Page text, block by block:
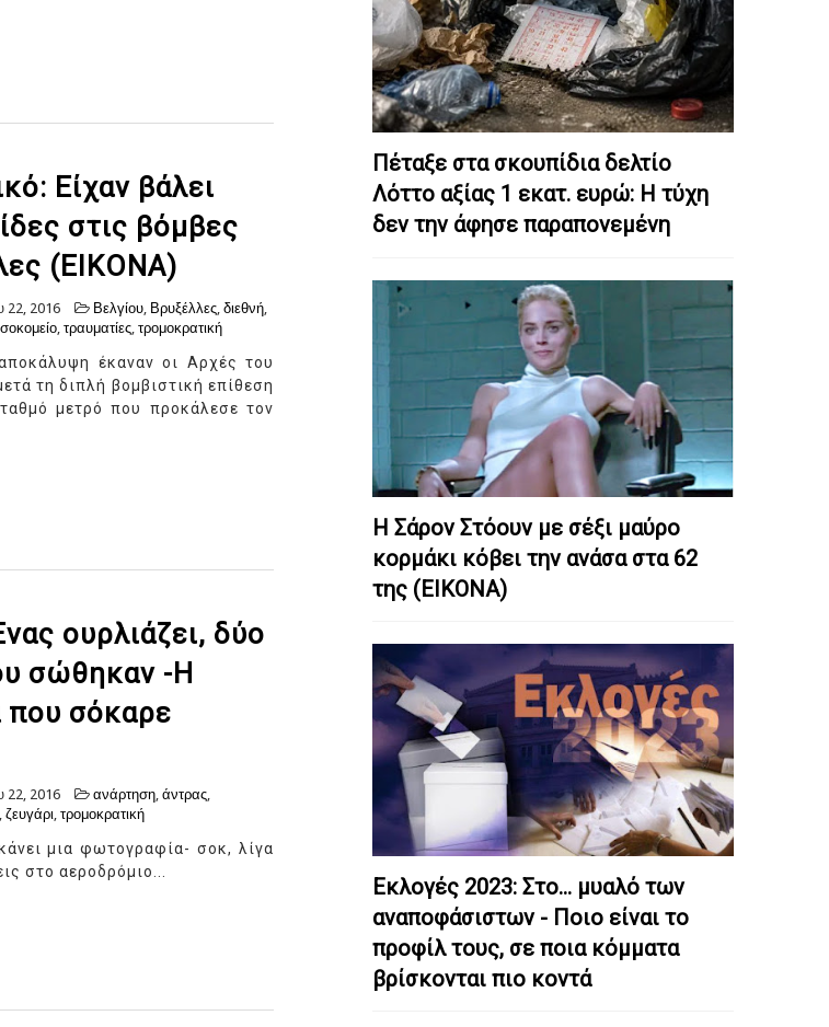
Είχαν βάλει
στις βόμβες
(ΕΙΚΟΝΑ)
22, 2016 Βελγίου, Βρυξέλλες, διεθνή,
, τραυματίες, τρομοκρατική
έκαναν οι Αρχές του
τη διπλή βομβιστική επίθεση
μετρό που προκάλεσε τον
ουρλιάζει, δύο
σώθηκαν -Η
σόκαρε
22, 2016 ανάρτηση, άντρας,
, ζευγάρι, τρομοκρατική
μια φωτογραφία- σοκ, λίγα
στο αεροδρόμιο...
Πέταξε στα σκουπίδια δελτίο
Λόττο αξίας 1 εκατ. ευρώ: Η τύχη
δεν την άφησε παραπονεμένη
Η Σάρον Στόουν με σέξι μαύρο
κορμάκι κόβει την ανάσα στα 62
της (ΕΙΚΟΝΑ)
Εκλογές 2023: Στο… μυαλό των
αναποφάσιστων - Ποιο είναι το
προφίλ τους, σε ποια κόμματα
βρίσκονται πιο κοντά